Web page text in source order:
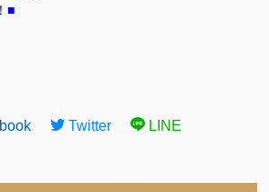
■
Twitter LINE